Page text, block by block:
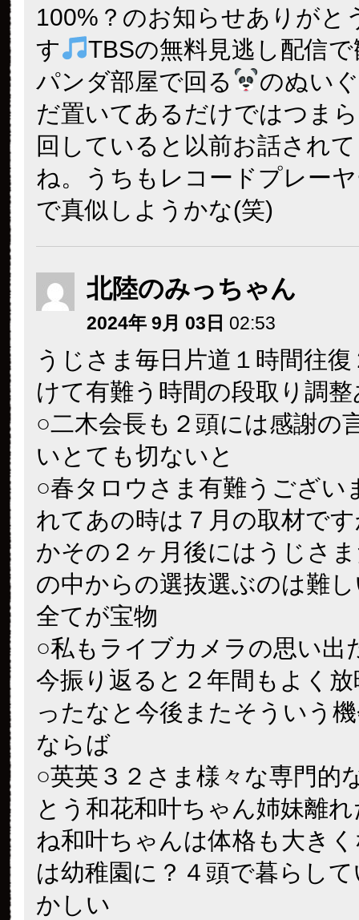
100%？のお知らせありがと
す
TBSの無料見逃し配信
パンダ部屋で回る
のぬい
だ置いてあるだけではつま
回していると以前お話され
ね。うちもレコードプレー
で真似しようかな(笑)
北陸のみっちゃん
2024年 9月 03日 02:53
うじさま毎日片道１時間往
けて有難う時間の段取り調
○二木会長も２頭には感謝の
いとても切ないと
○春タロウさま有難うござい
れてあの時は７月の取材で
かその２ヶ月後にはうじさ
の中からの選抜選ぶのは難
全てが宝物
○私もライブカメラの思い出
今振り返ると２年間もよく
ったなと今後またそういう
ならば
○英英３２さま様々な専門的
とう和花和叶ちゃん姉妹離
ね和叶ちゃんは体格も大き
は幼稚園に？４頭で暮らし
かしい